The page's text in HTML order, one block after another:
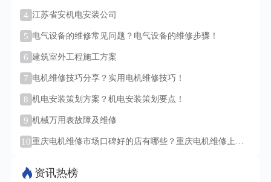
4 江苏省安机电安装公司
5 电气设备的维修常见问题？电气设备的维修步骤！
6 建筑室外工程施工方案
7 电机维修技巧分享？实用电机维修技巧！
8 机电安装策划方案？机电安装策划要点！
9 机械万用表故障及维修
10 重庆电机维修市场口碑好的店有哪些？重庆电机维修上门
资讯热榜